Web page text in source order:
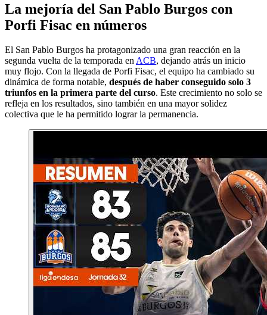
La mejoría del San Pablo Burgos con
Porfi Fisac en números
El San Pablo Burgos ha protagonizado una gran reacción en la
segunda vuelta de la temporada enACB, dejando atrás un inicio
muy flojo. Con la llegada de Porfi Fisac, el equipo ha cambiado su
dinámica de forma notable, después de haber conseguido solo 3
triunfos en la primera parte del curso. Este crecimiento no solo se
refleja en los resultados, sino también en una mayor solidez
colectiva que le ha permitido lograr la permanencia.